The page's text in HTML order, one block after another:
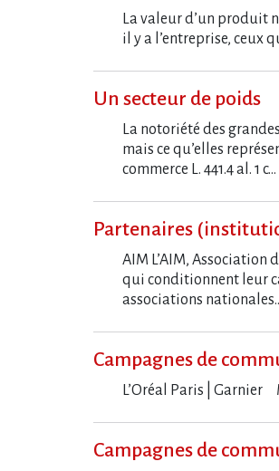
La valeur d’un produit
il y a l’entreprise, ceux
Un secteur de poids
La notoriété des
mais ce qu’elles
commerce L. 441.4 al. 1 c…
Partenaires
AIM L’AIM,
qui conditionnent leur
associations
Campagnes de
L​‌’Oréal Paris |
Campagnes de